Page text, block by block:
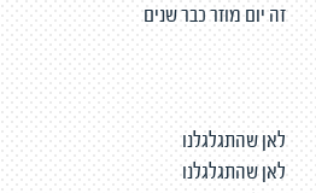
זה יום מוזר כבר שנים
לאן שהתגלגלנו
לאן שהתגלגלנו